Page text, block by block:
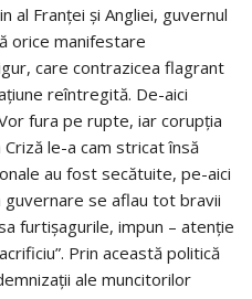
al Franței și Angliei, guvernul
orice manifestare
care contrazicea flagrant
reîntregită. De-aici
fura pe rupte, iar corupția
le-a cam stricat însă
au fost secătuite, pe-aici
se aflau tot bravii
furtișagurile, impun – atenție
Prin această politică
ale muncitorilor